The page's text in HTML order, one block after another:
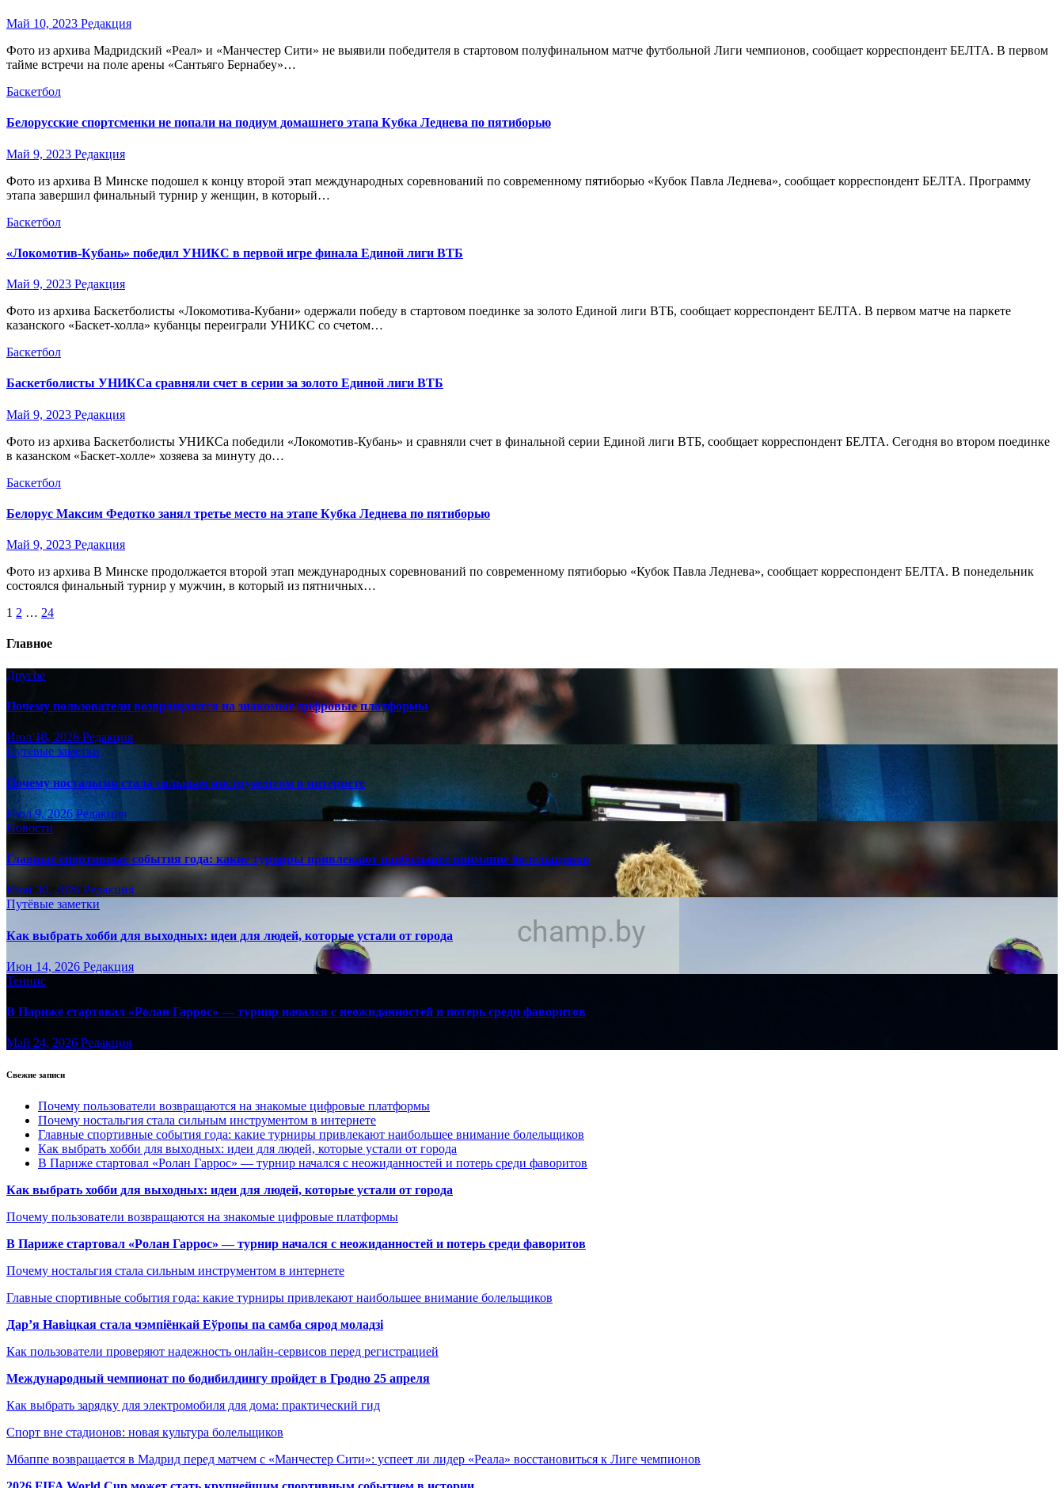
Май 10, 2023 Редакция
Фото из архива Мадридский «Реал» и «Манчестер Сити» не выявили победителя в стартовом полуфинальном матче футбольной Лиги чемпионов, сообщает корреспондент БЕЛТА. В первом
тайме встречи на поле арены «Сантьяго Бернабеу»…
Баскетбол
Белорусские спортсменки не попали на подиум домашнего этапа Кубка Леднева по пятиборью
Май 9, 2023 Редакция
Фото из архива В Минске подошел к концу второй этап международных соревнований по современному пятиборью «Кубок Павла Леднева», сообщает корреспондент БЕЛТА. Программу
этапа завершил финальный турнир у женщин, в который…
Баскетбол
«Локомотив-Кубань» победил УНИКС в первой игре финала Единой лиги ВТБ
Май 9, 2023 Редакция
Фото из архива Баскетболисты «Локомотива-Кубани» одержали победу в стартовом поединке за золото Единой лиги ВТБ, сообщает корреспондент БЕЛТА. В первом матче на паркете
казанского «Баскет-холла» кубанцы переиграли УНИКС со счетом…
Баскетбол
Баскетболисты УНИКСа сравняли счет в серии за золото Единой лиги ВТБ
Май 9, 2023 Редакция
Фото из архива Баскетболисты УНИКСа победили «Локомотив-Кубань» и сравняли счет в финальной серии Единой лиги ВТБ, сообщает корреспондент БЕЛТА. Сегодня во втором поединке
в казанском «Баскет-холле» хозяева за минуту до…
Баскетбол
Белорус Максим Федотко занял третье место на этапе Кубка Леднева по пятиборью
Май 9, 2023 Редакция
Фото из архива В Минске продолжается второй этап международных соревнований по современному пятиборью «Кубок Павла Леднева», сообщает корреспондент БЕЛТА. В понедельник
состоялся финальный турнир у мужчин, в который из пятничных…
Пагинация
записей
1 2 … 24
Главное
Другое
Почему пользователи возвращаются на знакомые цифровые платформы
Июл 18, 2026 Редакция
Путёвые заметки
Почему ностальгия стала сильным инструментом в интернете
Июл 9, 2026 Редакция
Новости
Главные спортивные события года: какие турниры привлекают наибольшее внимание болельщиков
Июн 30, 2026 Редакция
Путёвые заметки
Как выбрать хобби для выходных: идеи для людей, которые устали от города
Июн 14, 2026 Редакция
Теннис
В Париже стартовал «Ролан Гаррос» — турнир начался с неожиданностей и потерь среди фаворитов
Май 24, 2026 Редакция
Свежие записи
Почему пользователи возвращаются на знакомые цифровые платформы
Почему ностальгия стала сильным инструментом в интернете
Главные спортивные события года: какие турниры привлекают наибольшее внимание болельщиков
Как выбрать хобби для выходных: идеи для людей, которые устали от города
В Париже стартовал «Ролан Гаррос» — турнир начался с неожиданностей и потерь среди фаворитов
Как выбрать хобби для выходных: идеи для людей, которые устали от города
Почему пользователи возвращаются на знакомые цифровые платформы
В Париже стартовал «Ролан Гаррос» — турнир начался с неожиданностей и потерь среди фаворитов
Почему ностальгия стала сильным инструментом в интернете
Главные спортивные события года: какие турниры привлекают наибольшее внимание болельщиков
Дар’я Навіцкая стала чэмпіёнкай Еўропы па самба сярод моладзі
Как пользователи проверяют надежность онлайн-сервисов перед регистрацией
Международный чемпионат по бодибилдингу пройдет в Гродно 25 апреля
Как выбрать зарядку для электромобиля для дома: практический гид
Спорт вне стадионов: новая культура болельщиков
Мбаппе возвращается в Мадрид перед матчем с «Манчестер Сити»: успеет ли лидер «Реала» восстановиться к Лиге чемпионов